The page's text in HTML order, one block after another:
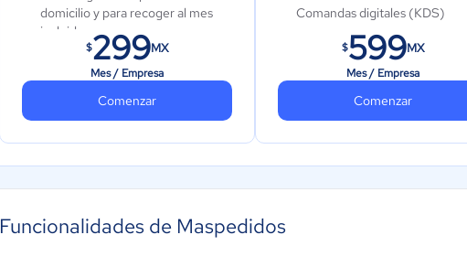
domicilio y para recoger al mes
incluidos
Menú digital: Gestión de
disponibilidad de productos
Menú digital: Configuración de
$299MX
Mes / Empresa
Comenzar
Comandas digitales (KDS)
Roles de usuario
Menú digital: 300 pedidos a
$599MX
Mes / Empresa
Comenzar
Funcionalidades de Maspedidos